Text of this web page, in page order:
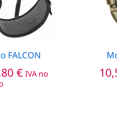
FALCON
€Rango
de
IVA no